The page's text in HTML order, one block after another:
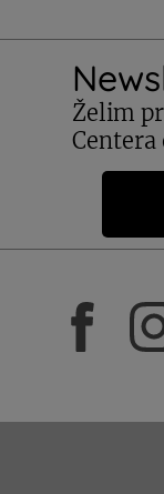
Želim
Centera